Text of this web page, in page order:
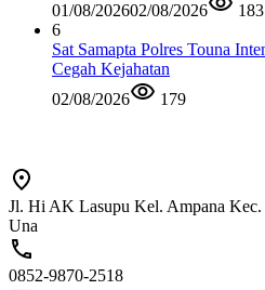
01/08/202602/08/2026
183
6
Sat Samapta Polres Touna
Cegah Kejahatan
02/08/2026
179
Jl. Hi AK Lasupu Kel. Ampana
Una
0852-9870-2518